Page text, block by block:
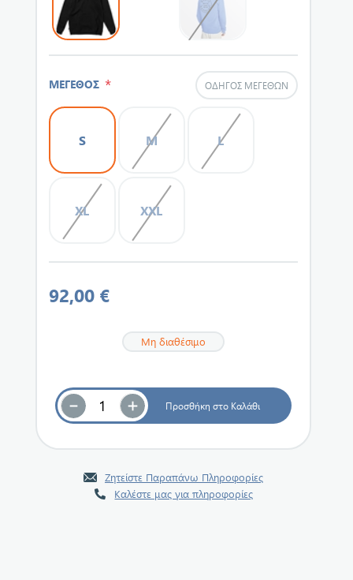
ΜΕΓΕΘΟΣ * ΟΔΗΓΌΣ ΜΕΓΕΘΏΝ
S M L
XL XXL
92,00 €
Μη διαθέσιμο
Ζητείστε Παραπάνω Πληροφορίες
Καλέστε μας για πληροφορίες